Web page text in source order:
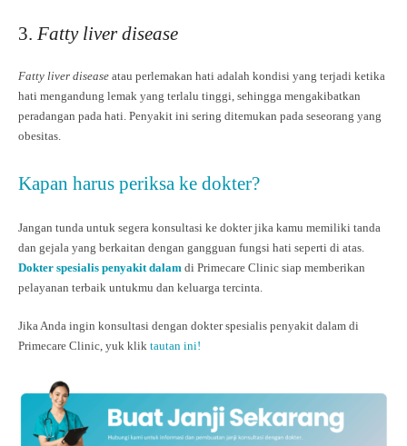
3. Fatty liver disease
Fatty liver disease atau perlemakan hati adalah kondisi yang terjadi ketika
hati mengandung lemak yang terlalu tinggi, sehingga mengakibatkan
peradangan pada hati. Penyakit ini sering ditemukan pada seseorang yang
obesitas.
Kapan harus periksa ke dokter?
Jangan tunda untuk segera konsultasi ke dokter jika kamu memiliki tanda
dan gejala yang berkaitan dengan gangguan fungsi hati seperti di atas.
Dokter spesialis penyakit dalam di Primecare Clinic siap memberikan
pelayanan terbaik untukmu dan keluarga tercinta.
Jika Anda ingin konsultasi dengan dokter spesialis penyakit dalam di
Primecare Clinic, yuk klik tautan ini!